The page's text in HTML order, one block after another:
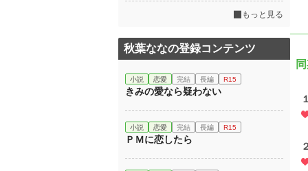
１
２
もっと見る
秋葉ななの登録コンテンツ
小説 恋愛 完結 長編 R15
きみの愛なら疑わない
小説 恋愛 完結 長編 R15
ＰＭに恋したら